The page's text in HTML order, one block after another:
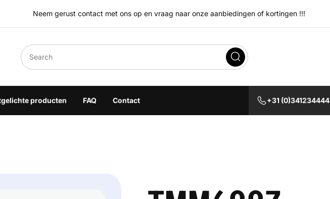
Neem gerust contact met ons op en vraag naar onze aanbiedingen of kortingen !!!
Weegoplossingen
producten FAQ Contact +31 (0)341234444